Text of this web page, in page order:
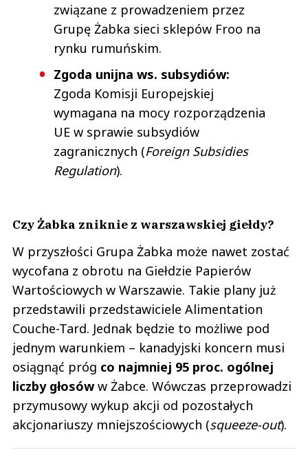
związane z prowadzeniem przez
Grupę Żabka sieci sklepów Froo na
rynku rumuńskim.
Zgoda unijna ws. subsydiów:
Zgoda Komisji Europejskiej
wymagana na mocy rozporządzenia
UE w sprawie subsydiów
zagranicznych (Foreign Subsidies
Regulation).
Czy Żabka zniknie z warszawskiej giełdy?
W przyszłości Grupa Żabka może nawet zostać
wycofana z obrotu na Giełdzie Papierów
Wartościowych w Warszawie. Takie plany już
przedstawili przedstawiciele Alimentation
Couche-Tard. Jednak będzie to możliwe pod
jednym warunkiem – kanadyjski koncern musi
osiągnąć próg co najmniej 95 proc. ogólnej
liczby głosóww Żabce. Wówczas przeprowadzi
przymusowy wykup akcji od pozostałych
akcjonariuszy mniejszościowych (squeeze-out).